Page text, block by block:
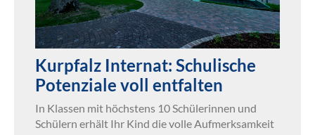
Kurpfalz Internat: Schulische
Potenziale voll entfalten
In Klassen mit höchstens 10 Schülerinnen und
Schülern erhält Ihr Kind die volle Aufmerksamkeit